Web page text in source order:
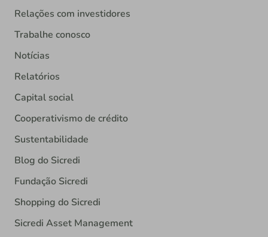
Relações com investidores
Trabalhe conosco
Notícias
Relatórios
Capital social
Cooperativismo de crédito
Sustentabilidade
Blog do Sicredi
Fundação Sicredi
Shopping do Sicredi
Sicredi Asset Management